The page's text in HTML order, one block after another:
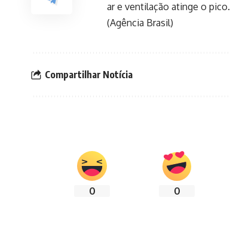
ar e ventilação atinge o pico.
(Agência Brasil)
Compartilhar Notícia
0 0